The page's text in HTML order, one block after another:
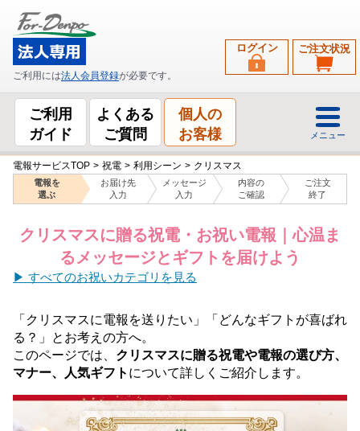
ご利用には法人会員登録が必要です。
ご注文状況
ログイン
ご利用
ガイド
よくある
ご質問
個人の
お客様
メニュー
電報サービスTOP > 祝電 > 利用シーン > クリスマス
電報を
選ぶ
お届け先
入力
メッセージ
入力
内容の
ご確認
ご注文
終了
クリスマスに贈る祝電・お祝い電報｜心温ま
るメッセージとギフトを届けよう
▶ すべてのお祝いカテゴリを見る
「クリスマスに電報を送りたい」「どんなギフトが喜ばれ
る？」とお考えの方へ。
このページでは、 クリスマスに贈る祝電や電報の選び方、
マナー、人気ギフト について詳しくご紹介します。